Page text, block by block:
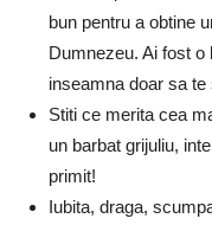
bun pentru a obtine
Dumnezeu. Ai fost
inseamna doar sa
Stiti ce merita cea
un barbat grijuliu,
primit!
Iubita, draga,